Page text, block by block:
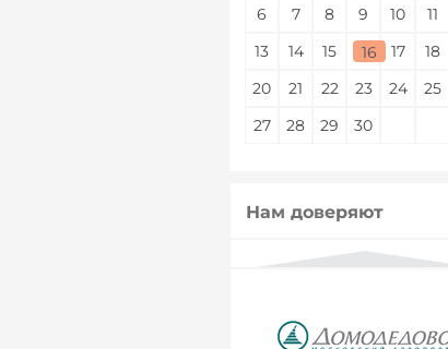
6
7 8 9 10 11
13
14 15 16
16 17 18
20
21 22 23 24 25
27
28 29 30
Нам доверяют